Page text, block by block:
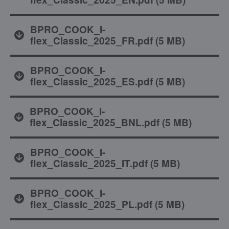
BPRO_COOK_I-
flex_Classic_2025_FR.pdf(5 MB)
BPRO_COOK_I-
flex_Classic_2025_ES.pdf(5 MB)
BPRO_COOK_I-
flex_Classic_2025_BNL.pdf (5 MB)
BPRO_COOK_I-
flex_Classic_2025_IT.pdf (5 MB)
BPRO_COOK_I-
flex_Classic_2025_PL.pdf(5 MB)